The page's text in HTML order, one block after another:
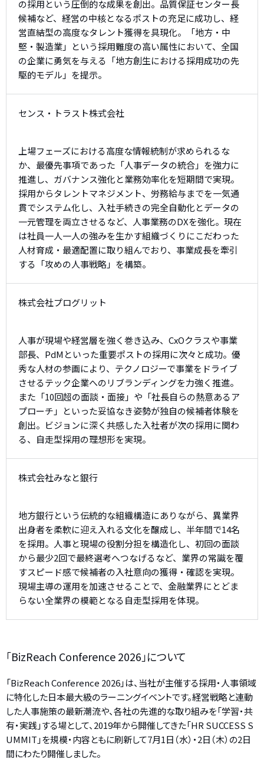
の採用という圧倒的な成果を創出。品質保証センター長
候補など、経営の中核となるポストの充足に成功し、経
営直結型の高度なタレント獲得を具現化。「地方・中
堅・製造業」という採用難度の高い属性において、全国
の企業に勇気を与える「地方創生における採用成功の先
駆的モデル」を提示。
センス・トラスト株式会社
上場フェーズにおける高度な情報統制が求められるな
か、最優先事項であった「人事データの統合」を強力に
推進し、ガバナンス強化と業務効率化を短期間で実現。
採用からタレントマネジメント、労務給与までを一気通
貫でシステム化し、入社手続きの完全自動化とデータの
一元管理を両立させるなど、人事業務のDXを強化。現在
は社員一人一人の強みを生かす組織づくりにこだわった
人材育成・最適配置に取り組んでおり、事業成長を牽引
する「攻めの人事戦略」を構築。
株式会社プログリット
人事が現場や経営層を強く巻き込み、CxOクラスや事業
部長、PdMといった重要ポストの採用に次々と成功。優
秀な人材の参画により、テクノロジーで事業をドライブ
させるテック企業へのリブランディングを力強く推進。
また「10回超の面談・面接」や「社長自らの熱意あるア
プローチ」といった妥協なき姿勢が独自の候補者体験を
創出。ビジョンに深く共感した入社者が次の採用に関わ
る、自走型採用の理想形を実現。
株式会社みなと銀行
地方銀行という伝統的な組織構造にありながら、異業界
出身者を柔軟に迎え入れる文化を醸成し、半年間で14名
を採用。人事と現場の役割分担を構造化し、初回の面談
から最少2回で最終選考へつなげるなど、業界の常識を覆
すスピード感で候補者の入社意向の獲得・確認を実現。
現場主導の運用を加速させることで、金融業界にとどま
らない全業界の模範となる自走型採用を体現。
「BizReach Conference 2026」について
「BizReach Conference 2026」は、当社が主催する採用・人事領域
に特化した日本最大級のラーニングイベントです。経営戦略と連動
した人事施策の最新潮流や、各社の先進的な取り組みを「学習・共
有・実践」する場として、2019年から開催してきた「HR SUCCESS S
UMMIT」を規模・内容ともに刷新して7月1日（水）・2日（木）の2日
間にわたり開催しました。